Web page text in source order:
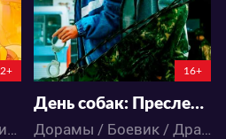
Мультфильмы / Боевик / Комедия / Приключения / Фэнтези
16+
День собак: Преследование дезертиров
Дорамы / Боевик / Драма